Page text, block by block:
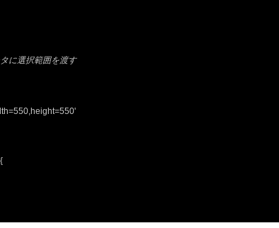
に選択範囲を渡す